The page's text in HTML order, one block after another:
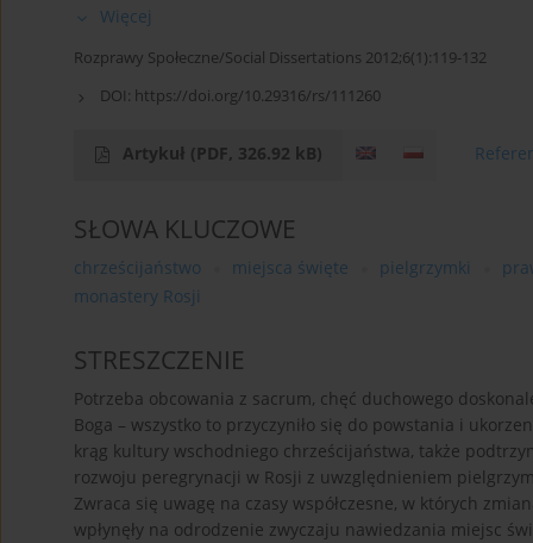
Więcej
Rozprawy Społeczne/Social Dissertations 2012;6(1):119-132
DOI: https://doi.org/10.29316/rs/111260
Artykuł (PDF, 326.92 kB)
SŁOWA KLUCZOWE
chrześcijaństwo miejsca święte pielgrzymki
monastery Rosji
STRESZCZENIE
Potrzeba obcowania z sacrum, chęć duchowego
Boga – wszystko to przyczyniło się do powstania i
krąg kultury wschodniego chrześcijaństwa, także
rozwoju peregrynacji w Rosji z uwzględnieniem
Zwraca się uwagę na czasy współczesne, w których
wpłynęły na odrodzenie zwyczaju nawiedzania miejsc